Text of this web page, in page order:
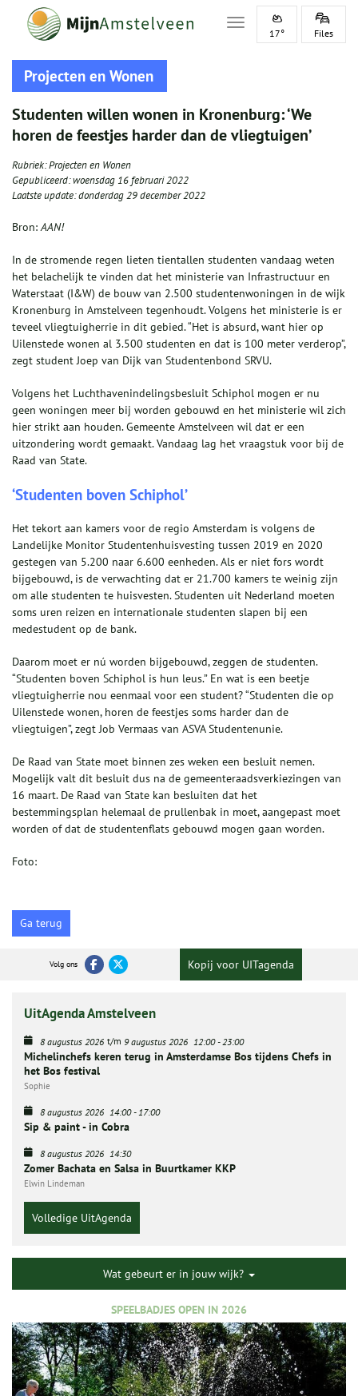
Toggle navigation
17° Files
Projecten en Wonen
Studenten willen wonen in Kronenburg: ‘We
horen de feestjes harder dan de vliegtuigen’
Rubriek:Projecten en Wonen
Gepubliceerd:woensdag 16 februari 2022
Laatste update:donderdag 29 december 2022
Bron:AAN!
In de stromende regen lieten tientallen studenten vandaag weten
het belachelijk te vinden dat het ministerie van Infrastructuur en
Waterstaat (I&W) de bouw van 2.500 studentenwoningen in de wijk
Kronenburg in Amstelveen tegenhoudt. Volgens het ministerie is er
teveel vliegtuigherrie in dit gebied. “Het is absurd, want hier op
Uilenstede wonen al 3.500 studenten en dat is 100 meter verderop”,
zegt student Joep van Dijk van Studentenbond SRVU.
Volgens het Luchthavenindelingsbesluit Schiphol mogen er nu
geen woningen meer bij worden gebouwd en het ministerie wil zich
hier strikt aan houden. Gemeente Amstelveen wil dat er een
uitzondering wordt gemaakt. Vandaag lag het vraagstuk voor bij de
Raad van State.
‘Studenten boven Schiphol’
Het tekort aan kamers voor de regio Amsterdam is volgens de
Landelijke Monitor Studentenhuisvesting tussen 2019 en 2020
gestegen van 5.200 naar 6.600 eenheden. Als er niet fors wordt
bijgebouwd, is de verwachting dat er 21.700 kamers te weinig zijn
om alle studenten te huisvesten. Studenten uit Nederland moeten
soms uren reizen en internationale studenten slapen bij een
medestudent op de bank.
Daarom moet er nú worden bijgebouwd, zeggen de studenten.
“Studenten boven Schiphol is hun leus.” En wat is een beetje
vliegtuigherrie nou eenmaal voor een student? “Studenten die op
Uilenstede wonen, horen de feestjes soms harder dan de
vliegtuigen”, zegt Job Vermaas van ASVA Studentenunie.
De Raad van State moet binnen zes weken een besluit nemen.
Mogelijk valt dit besluit dus na de gemeenteraadsverkiezingen van
16 maart. De Raad van State kan besluiten dat het
bestemmingsplan helemaal de prullenbak in moet, aangepast moet
worden of dat de studentenflats gebouwd mogen gaan worden.
Foto:
Ga terug
Volg ons Kopij voor UITagenda
UitAgenda Amstelveen
8 augustus 2026 t/m 9 augustus 2026 12:00-23:00
Michelinchefs keren terug in Amsterdamse Bos tijdens Chefs in
het Bos festival
Sophie
8 augustus 2026 14:00-17:00
Sip & paint - in Cobra
8 augustus 2026 14:30
Zomer Bachata en Salsa in Buurtkamer KKP
Elwin Lindeman
Volledige UitAgenda
Wat gebeurt er in jouw wijk?
SPEELBADJES OPEN IN 2026